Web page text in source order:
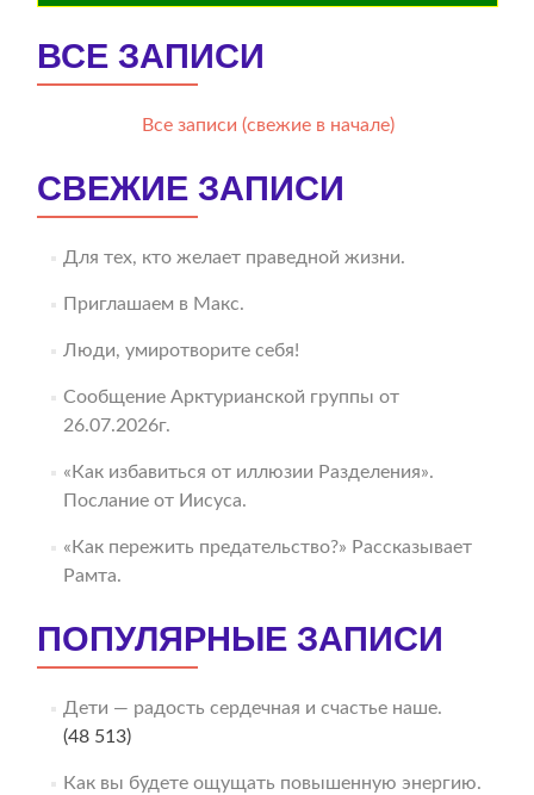
ВСЕ ЗАПИСИ
Все записи (свежие в начале)
СВЕЖИЕ ЗАПИСИ
Для тех, кто желает праведной жизни.
Приглашаем в Макс.
Люди, умиротворите себя!
Сообщение Арктурианской группы от
26.07.2026г.
«Как избавиться от иллюзии Разделения».
Послание от Иисуса.
«Как пережить предательство?» Рассказывает
Рамта.
ПОПУЛЯРНЫЕ ЗАПИСИ
Дети — радость сердечная и счастье наше.
(48 513)
Как вы будете ощущать повышенную энергию.